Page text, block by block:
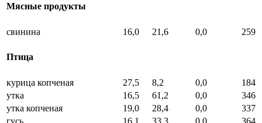
Мясные продукты
свинина 16,0 21,6 0,0 259
Птица
курица копченая 27,5 8,2 0,0
184
утка
16,5 61,2 0,0
346
утка копченая
19,0 28,4 0,0
337
гусь
16,1 33,3 0,0 364